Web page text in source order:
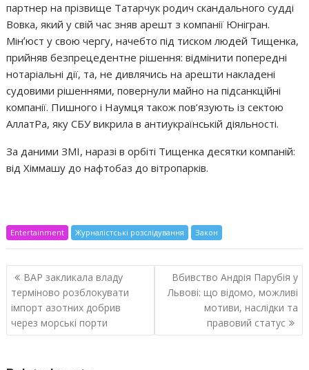
партнер на прізвище Татарчук родич скандального судді
Вовка, який у свій час зняв арешт з компанії Юнігран.
Мінʼюст у свою чергу, начебто під тиском людей Тищенка,
прийняв безпрецедентне рішення: відмінити попередні
нотаріальні дії, та, не дивлячись на арешти накладені
судовими рішеннями, повернули майно на підсанкційні
компанії. Пишного і Наумця також пов’язують із сектою
АллатРа, яку СБУ викрила в антиукраїнській діяльності.
За даними ЗМІ, наразі в орбіті Тищенка десятки компаній:
від Хіммашу до нафтобаз до вітропарків.
Entertainment Журналістські розслідування Закон
Навигация
по
записям
ВАР закликала владу
терміново розблокувати
імпорт азотних добрив
через морські порти
Вбивство Андрія Парубія у
Львові: що відомо, можливі
мотиви, наслідки та
правовий статус